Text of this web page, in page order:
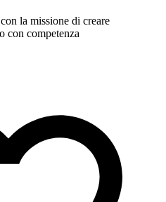
la missione di creare
con competenza